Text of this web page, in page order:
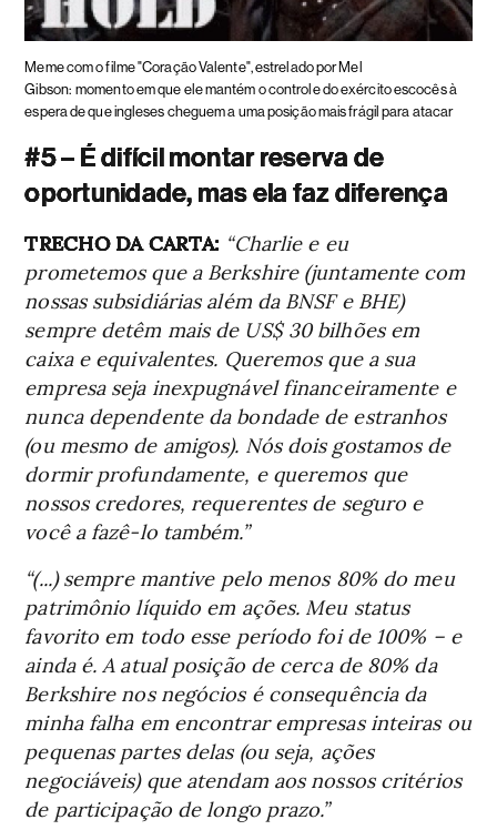
Meme com o filme "Coração Valente", estrelado por Mel
Gibson: momento em que ele mantém o controle do exército escocês à
espera de que ingleses cheguem a uma posição mais frágil para atacar
#5 – É difícil montar reserva de
oportunidade, mas ela faz diferença
TRECHO DA CARTA: “Charlie e eu
prometemos que a Berkshire (juntamente com
nossas subsidiárias além da BNSF e BHE)
sempre detêm mais de US$ 30 bilhões em
caixa e equivalentes. Queremos que a sua
empresa seja inexpugnável financeiramente e
nunca dependente da bondade de estranhos
(ou mesmo de amigos). Nós dois gostamos de
dormir profundamente, e queremos que
nossos credores, requerentes de seguro e
você a fazê-lo também.”
“(...) sempre mantive pelo menos 80% do meu
patrimônio líquido em ações. Meu status
favorito em todo esse período foi de 100% – e
ainda é. A atual posição de cerca de 80% da
Berkshire nos negócios é consequência da
minha falha em encontrar empresas inteiras ou
pequenas partes delas (ou seja, ações
negociáveis) que atendam aos nossos critérios
de participação de longo prazo.”